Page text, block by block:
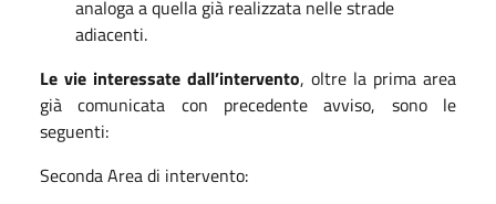
analoga a quella già realizzata nelle strade
adiacenti.
Le vie interessate dall’intervento, oltre la prima area
già comunicata con precedente avviso, sono le
seguenti:
Seconda Area di intervento: